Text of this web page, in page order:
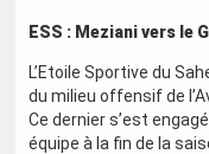
ESS : Meziani vers le
L’Etoile Sportive du
du milieu offensif de
Ce dernier s’est
équipe à la fin de la